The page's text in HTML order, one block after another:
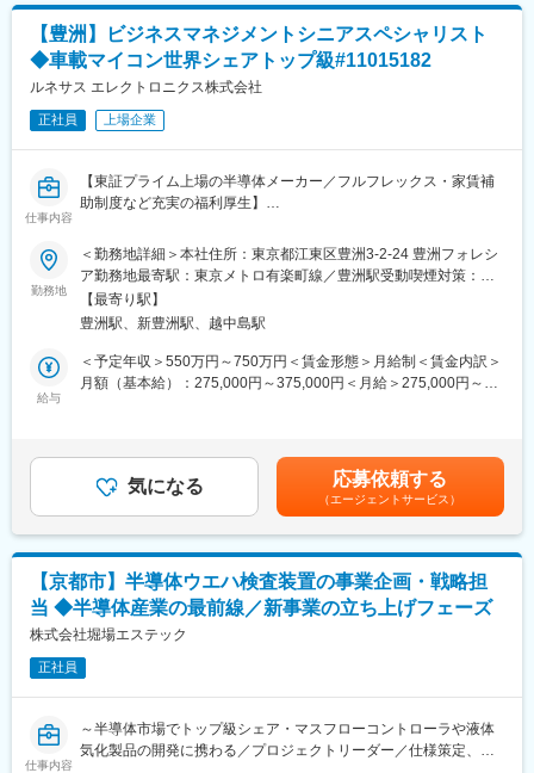
します。
変更の範囲：会社の定める業務
きます。顧客の事業戦略や技術ロードマップを踏まえながら、製
品提案や採用活動を推進し、新たなビジネス機会の創出に取り組
みます。
・担当地域/顧客の予算・実行管理
担当エリアや顧客ごとの売上目標・収益計画の策定および進捗管
理を担当いただきます。市場動向や顧客需要を分析しながら販売
戦略を立案し、目標達成に向けた施策を主体的に推進します。
・顧客要望への対応、社内関連部門へのフィードバック
品への要望、市場ニーズを把握します。その内容を開発・品質・
生産・SCMなどの社内関係部門へ共有し、顧客満足度向上や製品
競争力強化につなげる役割を担います。
顧客との価格交渉や契約締結に向けた各種調整を行うほか、受注
後は生産・供給部門と連携しながら需給管理や納期調整を実施し
・顧客の購買部門、技術部門との定期会議への参加
顧客の購買部門や技術部門との定期的な打ち合わせに参加し、需
要予測や製品採用計画、今後の開発動向について情報交換を行い
ます。顧客の意思決定に近い立場で提案活動を行い、中長期的な
パートナーシップの構築を推進します。
変更の範囲：会社の定める業務
【豊洲】ビジネスマネジメントシニアスペシャリスト
◆車載マイコン世界シェアトップ級#11015182
ルネサス エレクトロニクス株式会社
正社員 上場企業
仕事内容
【東証プライム上場の半導体メーカー／フルフレックス・家賃補
助制度など充実の福利厚生】
■このポジションについて
車載MCU（マイクロコントローラ）市場は自動車の電動化（EV）
や自動運転技術（ADAS）の進化を受け大幅な拡大が見込まれて
います。
ルネサスの中核である本事業を更に強化していく必要があり、そ
のための体制強化が急務、即戦力となる人材を募集しています。
・車載MCU製品のビジネスおよび利益管理
・商談管理およびデータ分析
・営業と連携した商談時のコマーシャルサポート（価格交渉、契
・市場・顧客動向の把握と事業戦略への反映
■当社について：
・「人々の暮らしを楽（ラク）にする」技術で持続可能な将来を
築いていく日本を代表する半導体企業です。自動運転やIoTなど多
様な分野において先進的な製品やソリューションを提供していま
す。
・当社では世界25カ国の製造・開発・販売拠点において20,000人
以上の従業員が働いています。グローバルチームとして、すべて
の従業員が行動指針である「Renesas Culture」をもとに、互いに
勤務地
＜勤務地詳細＞本社住所：東京都江東区豊洲3-2-24 豊洲フォレシ
ア勤務地最寄駅：東京メトロ有楽町線／豊洲駅受動喫煙対策：屋
内全面禁煙
【最寄り駅】
豊洲駅、新豊洲駅、越中島駅
給与
＜予定年収＞550万円～750万円＜賃金形態＞月給制＜賃金内訳＞
月額（基本給）：275,000円～375,000円＜月給＞275,000円～
安の金額であり、選考を通じて上下する可能性があります。月給
(月額)は固定手当を含めた表記です。
気になる 応募依頼する
（エージェントサービス）
【京都市】半導体ウエハ検査装置の事業企画・戦略担
当 ◆半導体産業の最前線／新事業の立ち上げフェーズ
株式会社堀場エステック
正社員
仕事内容
～半導体市場でトップ級シェア・マスフローコントローラや液体
気化製品の開発に携わる／プロジェクトリーダー／仕様策定、試